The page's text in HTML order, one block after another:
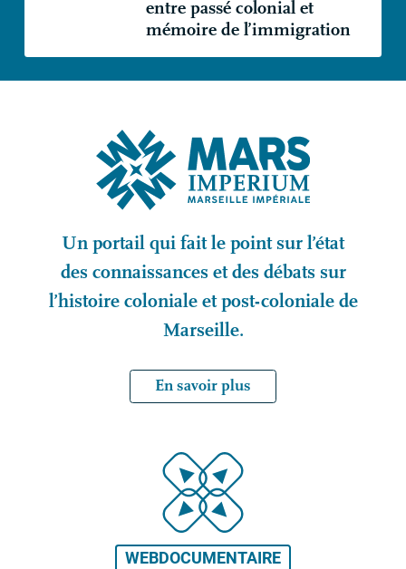
entre passé colonial et
mémoire de l’immigration
Un portail qui fait le point sur l’état
des connaissances et des débats sur
l’histoire coloniale et post-coloniale de
Marseille.
En savoir plus
WEBDOCUMENTAIRE